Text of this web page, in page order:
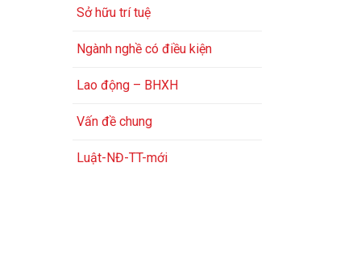
Sở hữu trí tuệ
Ngành nghề có điều kiện
Lao động – BHXH
Vấn đề chung
Luật-NĐ-TT-mới